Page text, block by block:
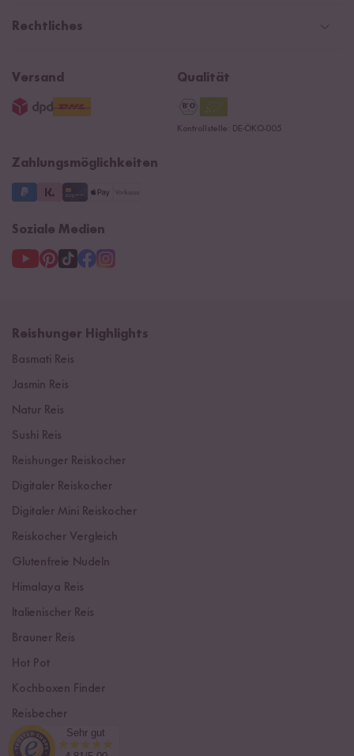
Kontaktformular
Magazin & News
Navacopah
15 Jahre Reishunger
Social Media Kooperationen
B2B
Jobs
Rechtliches
Datenschutzerklärung
3 Jahre Garantie
Versand Qualität
Kontrollstelle: DE-ÖKO-005
Zahlungsmöglichkeiten
Soziale Medien
Reishunger Highlights
Basmati Reis
Jasmin Reis
Natur Reis
Sushi Reis
Reishunger Reiskocher
Digitaler Reiskocher
Digitaler Mini Reiskocher
Reiskocher Vergleich
Glutenfreie Nudeln
Himalaya Reis
Italienischer Reis
Brauner Reis
Hot Pot
Kochboxen Finder
Reisbecher
Sushi Einsteiger Box
Sehr gut